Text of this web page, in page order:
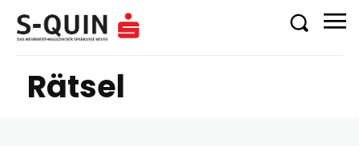
Rätsel